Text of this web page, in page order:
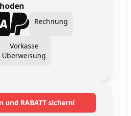
Rechnung
Vorkasse
Überweisung
und RABATT sichern!